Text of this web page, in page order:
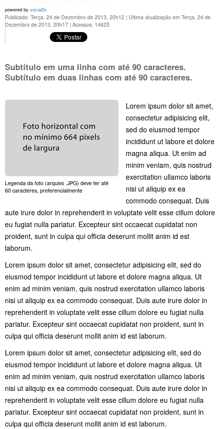
powered by social2s
Publicado: Terça, 24 de Dezembro de 2013, 20h12 | Última atualização em Terça, 24 de
Dezembro de 2013, 20h17 | Acessos: 14625
Subtítulo em uma linha com até 90 caracteres.
Subtítulo em duas linhas com até 90 caracteres.
Legenda da foto (arquivo .JPG) deve ter até
60 caracteres, preferencialmente
Lorem ipsum dolor sit amet,
consectetur adipisicing elit,
sed do eiusmod tempor
incididunt ut labore et dolore
magna aliqua. Ut enim ad
minim veniam, quis nostrud
exercitation ullamco laboris
nisi ut aliquip ex ea
commodo consequat. Duis
aute irure dolor in reprehenderit in voluptate velit esse cillum dolore
eu fugiat nulla pariatur. Excepteur sint occaecat cupidatat non
proident, sunt in culpa qui officia deserunt mollit anim id est
laborum.
Lorem ipsum dolor sit amet, consectetur adipisicing elit, sed do
eiusmod tempor incididunt ut labore et dolore magna aliqua. Ut
enim ad minim veniam, quis nostrud exercitation ullamco laboris
nisi ut aliquip ex ea commodo consequat. Duis aute irure dolor in
reprehenderit in voluptate velit esse cillum dolore eu fugiat nulla
pariatur. Excepteur sint occaecat cupidatat non proident, sunt in
culpa qui officia deserunt mollit anim id est laborum.
Lorem ipsum dolor sit amet, consectetur adipisicing elit, sed do
eiusmod tempor incididunt ut labore et dolore magna aliqua. Ut
enim ad minim veniam, quis nostrud exercitation ullamco laboris
nisi ut aliquip ex ea commodo consequat. Duis aute irure dolor in
reprehenderit in voluptate velit esse cillum dolore eu fugiat nulla
pariatur. Excepteur sint occaecat cupidatat non proident, sunt in
culpa qui officia deserunt mollit anim id est laborum.